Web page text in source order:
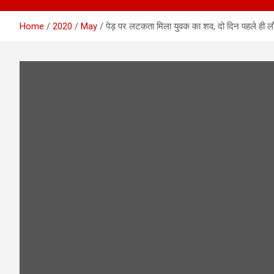
Home 2020 May पेड़ पर लटकता मिला युवक का शव, दो दिन पहले ही